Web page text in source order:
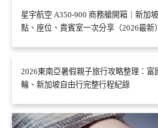
星宇航空 A350-900 商務艙開箱｜新加
點、座位、貴賓室一次分享（2026最新）
2026東南亞暑假親子旅行攻略整理：富
輪、新加坡自由行完整行程紀錄